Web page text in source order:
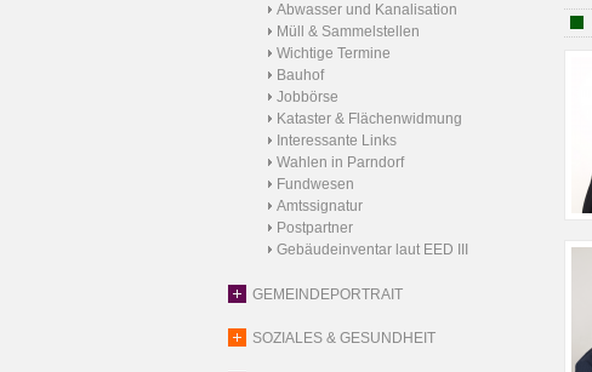
Abwasser und Kanalisation
Müll & Sammelstellen
Wichtige Termine
Bauhof
Jobbörse
Kataster & Flächenwidmung
Interessante Links
Wahlen in Parndorf
Fundwesen
Amtssignatur
Postpartner
Gebäudeinventar laut EED III
GEMEINDEPORTRAIT
SOZIALES & GESUNDHEIT